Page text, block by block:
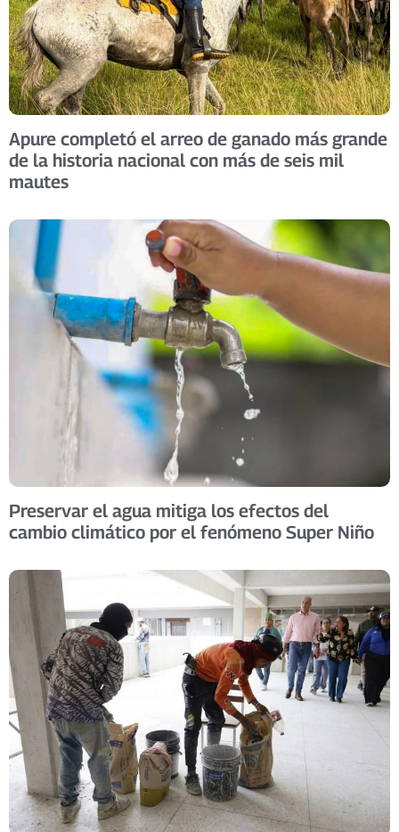
Apure completó el arreo de ganado más grande
de la historia nacional con más de seis mil
mautes
Preservar el agua mitiga los efectos del
cambio climático por el fenómeno Super Niño